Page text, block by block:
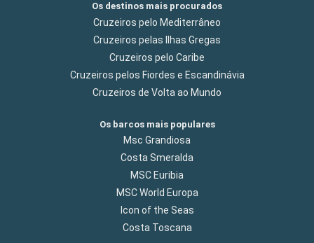
Os destinos mais procurados
Cruzeiros pelo Mediterrâneo
Cruzeiros pelas Ilhas Gregas
Cruzeiros pelo Caribe
Cruzeiros pelos Fiordes e Escandinávia
Cruzeiros de Volta ao Mundo
Os barcos mais populares
Msc Grandiosa
Costa Smeralda
MSC Euribia
MSC World Europa
Icon of the Seas
Costa Toscana